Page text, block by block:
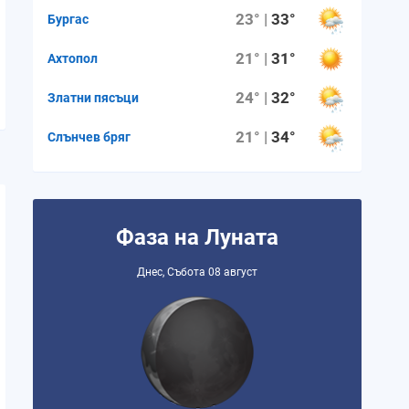
Бургас 23° |33°
Ахтопол 21° |31°
Златни пясъци 24° |32°
Слънчев бряг 21° |34°
Фаза на Луната
Днес, Събота 08 август